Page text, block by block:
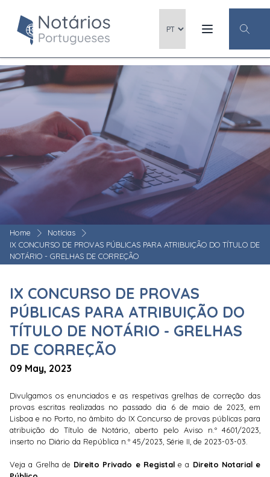
Home
Notícias
IX CONCURSO DE PROVAS PÚBLICAS PARA ATRIBUIÇÃO DO TÍTULO DE
NOTÁRIO - GRELHAS DE CORREÇÃO
IX CONCURSO DE PROVAS
PÚBLICAS PARA ATRIBUIÇÃO DO
TÍTULO DE NOTÁRIO - GRELHAS
DE CORREÇÃO
09 May, 2023
Divulgamos os enunciados e as respetivas grelhas de correção das
provas escritas realizadas no passado dia 6 de maio de 2023, em
Lisboa e no Porto, no âmbito do IX Concurso de provas públicas para
atribuição do Título de Notário, aberto pelo Aviso n.º 4601/2023,
inserto no Diário da República n.º 45/2023, Série II, de 2023-03-03.
Veja a Grelha de Direito Privado e Registale a Direito Notarial e